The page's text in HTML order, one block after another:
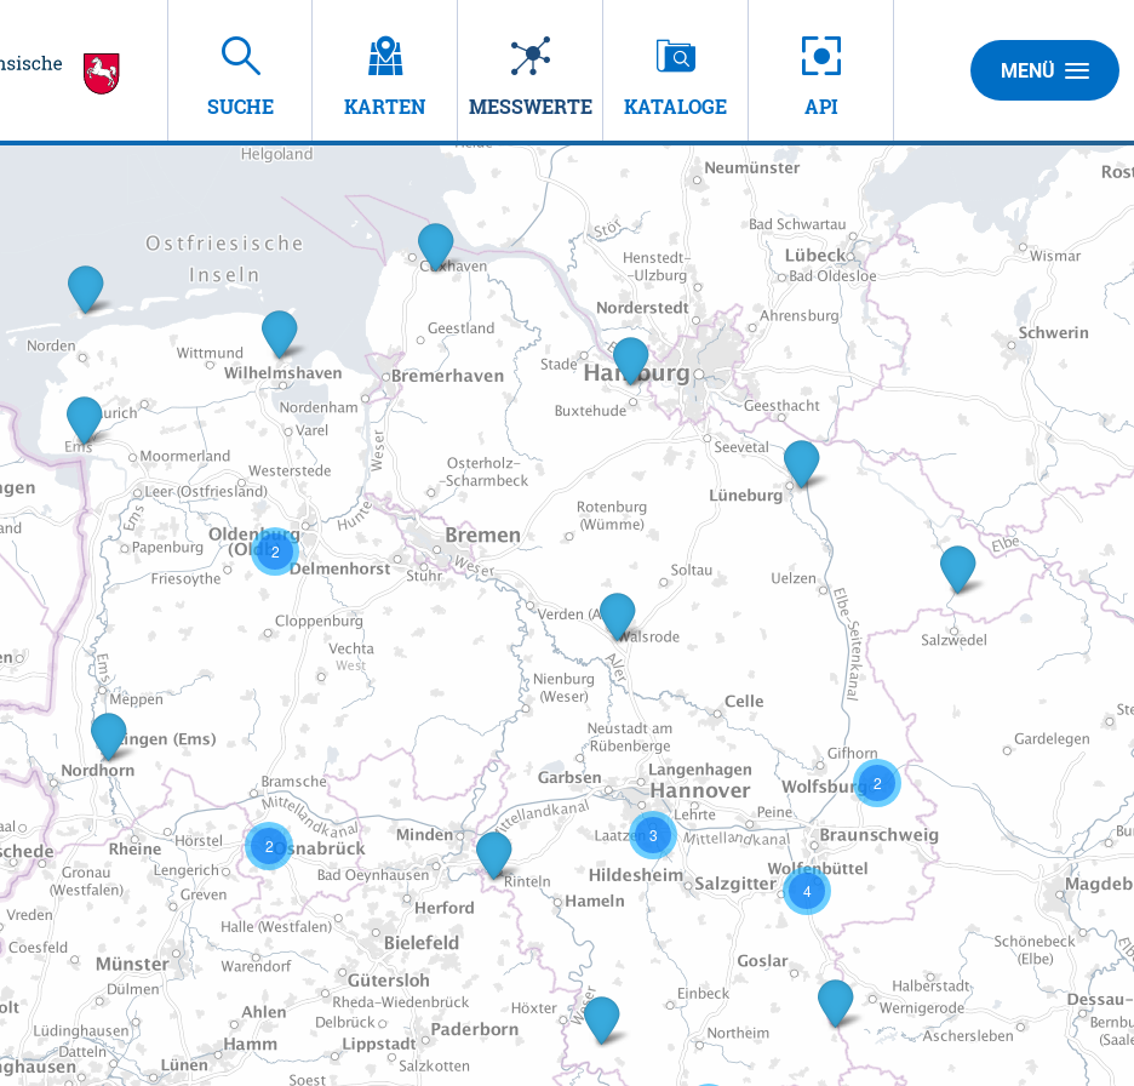
SUCHE KARTEN MESSWERTE KATALOGE API
MENÜ